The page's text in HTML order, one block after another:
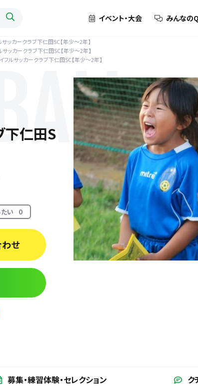
イベント・大会 みんなの
サッカークラブ下仁田SC【年少～2年】
サッカークラブ下仁田SC【年少～2年】
フルサッカークラブ下仁田SC【年少～2年】
下仁田S
い 0
わせ
募集・練習体験・セレクション ク